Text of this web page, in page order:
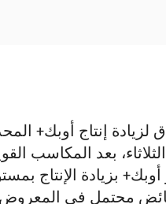
لزيادة إنتاج أوبك+
بعد المكاسب
بزيادة الإنتاج